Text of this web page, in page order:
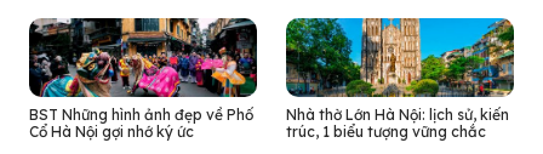
BST Những hình ảnh đẹp về Phố
Cổ Hà Nội gợi nhớ ký ức
Nhà thờ Lớn Hà Nội: lịch sử, kiến
trúc, 1 biểu tượng vững chắc